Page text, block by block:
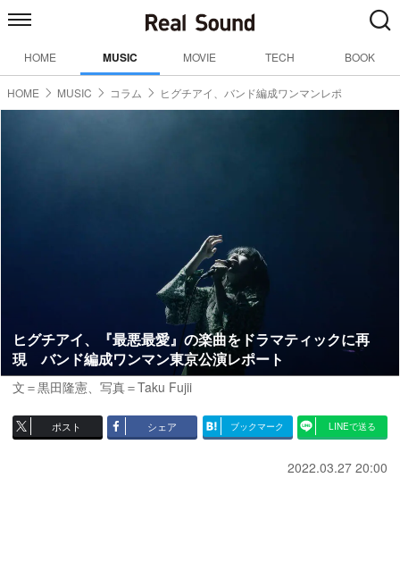
HOME MUSIC MOVIE TECH BOOK
HOME MUSIC コラム ヒグチアイ、バンド編成ワンマンレポ
ヒグチアイ、『最悪最愛』の楽曲をドラマティックに再
現 バンド編成ワンマン東京公演レポート
文＝黒田隆憲、写真＝Taku Fujii
ポスト シェア ブックマーク LINEで送る
2022.03.27 20:00